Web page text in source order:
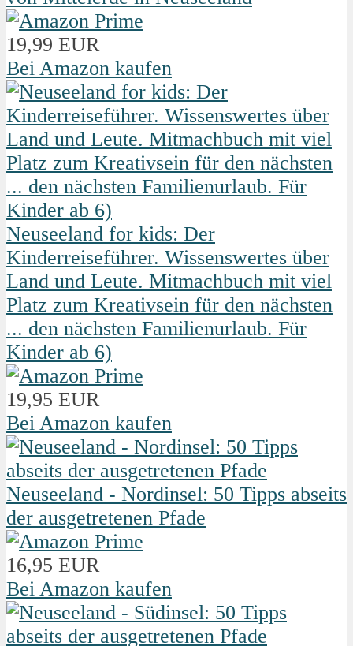
19,99 EUR
Bei Amazon kaufen
Neuseeland for kids: Der
Kinderreiseführer. Wissenswertes über
Land und Leute. Mitmachbuch mit viel
Platz zum Kreativsein für den nächsten
... den nächsten Familienurlaub. Für
Kinder ab 6)
19,95 EUR
Bei Amazon kaufen
Neuseeland - Nordinsel: 50 Tipps abseits
der ausgetretenen Pfade
16,95 EUR
Bei Amazon kaufen